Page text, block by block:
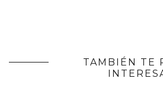
TAMBIÉN TE